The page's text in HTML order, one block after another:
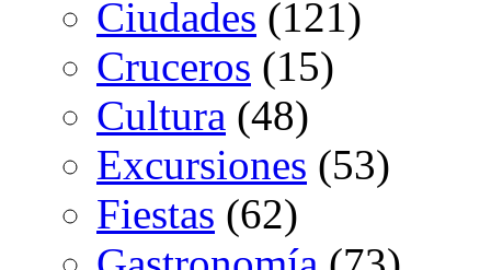
Ciudades (121)
Cruceros (15)
Cultura (48)
Excursiones (53)
Fiestas (62)